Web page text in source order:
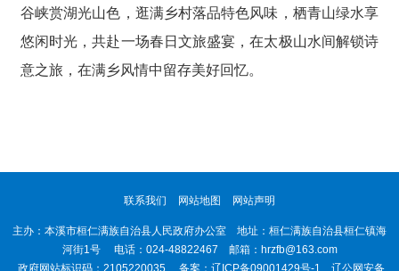
谷峡赏湖光山色，逛满乡村落品特色风味，栖青山绿水享
悠闲时光，共赴一场春日文旅盛宴，在太极山水间解锁诗
意之旅，在满乡风情中留存美好回忆。
联系我们 网站地图 网站声明
主办：本溪市桓仁满族自治县人民政府办公室 地址：桓仁满族自治县桓仁镇海
河街1号 电话：024-48822467 邮箱：hrzfb@163.com
政府网站标识码：2105220035 备案： 辽ICP备09001429号-1 辽公网安备